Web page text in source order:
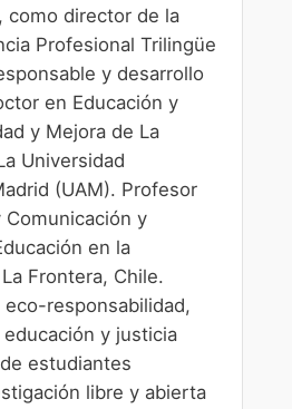
como director de la
Profesional Trilingüe
y desarrollo
en Educación y
y Mejora de La
Universidad
(UAM). Profesor
Comunicación y
en la
Frontera, Chile.
responsabilidad,
y justicia
estudiantes
libre y abierta